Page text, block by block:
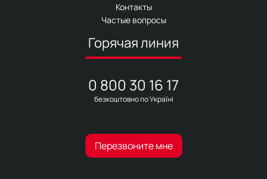
Контакты
Частые вопросы
Горячая линия
0 800 30 16 17
безкоштовно по Україні
Перезвоните мне